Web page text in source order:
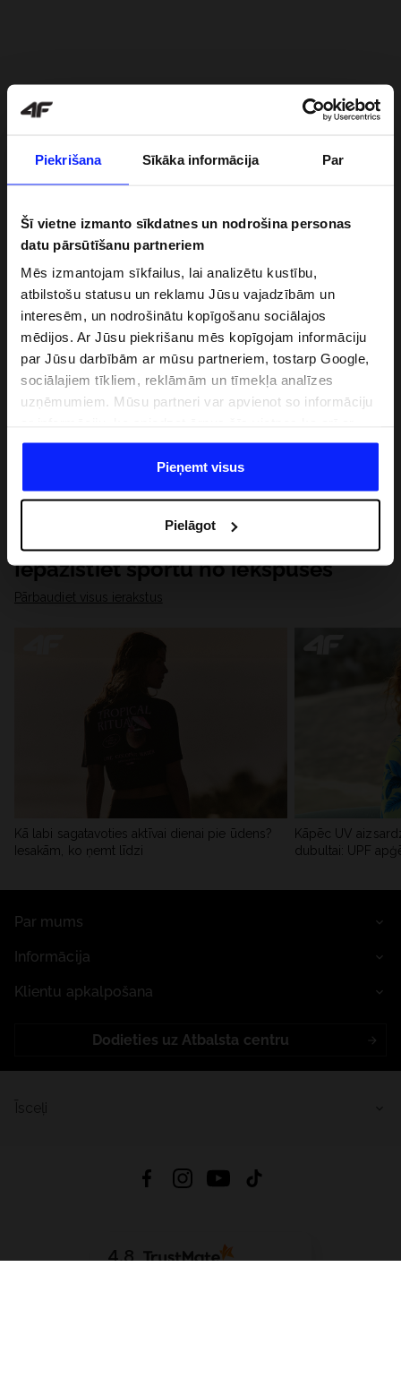
Piekrišana Sīkāka informācija Par
Šī vietne izmanto sīkdatnes un nodrošina personas
datu pārsūtīšanu partneriem
Mēs izmantojam sīkfailus, lai analizētu kustību,
atbilstošu statusu un reklamu Jūsu vajadzībām un
interesēm, un nodrošinātu kopīgošanu sociālajos
mēdijos. Ar Jūsu piekrišanu mēs kopīgojam informāciju
par Jūsu darbībām ar mūsu partneriem, tostarp Google,
sociālajiem tīkliem, reklāmām un tīmekļa analīzes
uzņēmumiem. Mūsu partneri var apvienot so informāciju
datiem, ko viņi iegūst, izmantojot viņu pakalpojumus. Ar
Jūsu atļauju, mēs varam pārsūtīt Jūsu personas datus
saviem partneriem, lai uzlabotu veidu, kadā tiek rādīta
saturu un uzlabotu mūsu partneru piedāvātos risinajumus
( piem. socialos tīklus). Detalizētu informāciju var atrast
mūsu Privātuma politikā un sadaļā "Detaļas".
Pieņemt visus
Pielāgot
Iepazīstiet sportu no iekšpuses
Pārbaudiet visus ierakstus
Kā labi sagatavoties aktīvai dienai pie ūdens?
Iesakām, ko ņemt līdzi
Kāpēc UV
dubultai: UPF
Par mums
Informācija
Klientu apkalpošana
Dodieties uz Atbalsta centru
4.8